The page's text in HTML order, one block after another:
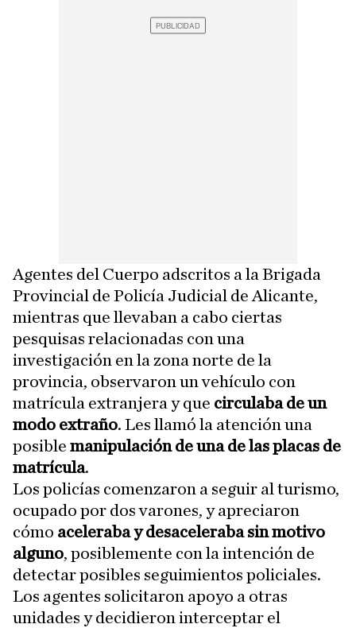
Agentes del Cuerpo adscritos a la Brigada
Provincial de Policía Judicial de Alicante,
mientras que llevaban a cabo ciertas
pesquisas relacionadas con una
investigación en la zona norte de la
provincia, observaron un vehículo con
matrícula extranjera y que circulaba de un
modo extraño. Les llamó la atención una
posible manipulación de una de las placas de
matrícula.
Los policías comenzaron a seguir al turismo,
ocupado por dos varones, y apreciaron
cómo aceleraba y desaceleraba sin motivo
alguno, posiblemente con la intención de
detectar posibles seguimientos policiales.
Los agentes solicitaron apoyo a otras
unidades y decidieron interceptar el